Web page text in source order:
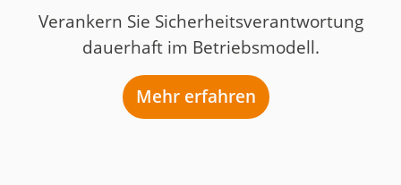
Verankern Sie Sicherheitsverantwortung
dauerhaft im Betriebsmodell.
Mehr erfahren